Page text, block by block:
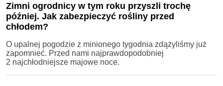
Zimni ogrodnicy w tym roku przyszli trochę
później. Jak zabezpieczyć rośliny przed
chłodem?
O upalnej pogodzie z minionego tygodnia zdążyliśmy już
zapomnieć. Przed nami najprawdopodobniej
2 najchłodniejsze majowe noce.